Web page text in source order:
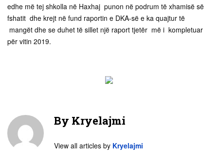
edhe më tej shkolla në Haxhaj punon në podrum të xhamisë së
fshatit dhe krejt në fund raportin e DKA-së e ka quajtur të
mangët dhe se duhet të sillet një raport tjetër më i kompletuar
për vitin 2019.
By Kryelajmi
View all articles by Kryelajmi